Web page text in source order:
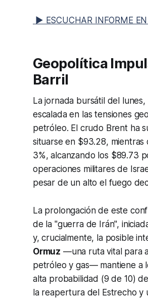
▶ ESCUCHAR INFORME
Geopolítica
Barril
La jornada bursátil del
escalada en las tensiones
petróleo. El crudo Brent ha
situarse en $93.28,
3%, alcanzando los $89.73
operaciones militares de
pesar de un alto el fuego
La prolongación de este
de la "guerra de Irán",
y, crucialmente, la posible
Ormuz —una ruta vital para
petróleo y gas— mantiene a
alta probabilidad (9 de 10)
la reapertura del Estrecho y